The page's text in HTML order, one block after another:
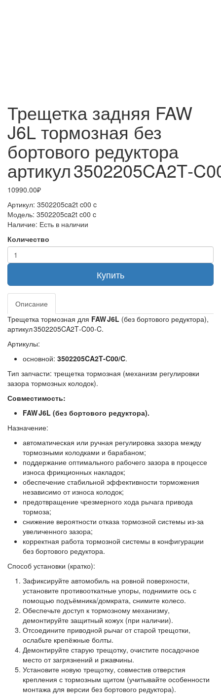
Трещетка задняя FAW
J6L тормозная без
бортового редуктора
артикул
10990.00₽
Артикул: 3502205ca2t c00 c
Модель: 3502205ca2t c00 c
Наличие: Есть в наличии
Количество
Купить
Описание
Трещетка тормозная для FAW J6L (без бортового редуктора),
артикул 3502205CA2T‑C00‑C.
Артикулы:
основной: 3502205CA2T‑C00/C.
Тип запчасти: трещетка тормозная (механизм регулировки
зазора тормозных колодок).
Совместимость:
FAW J6L (без бортового редуктора).
Назначение:
автоматическая или ручная регулировка зазора между
тормозными колодками и барабаном;
поддержание оптимального рабочего зазора в процессе
износа фрикционных накладок;
обеспечение стабильной эффективности торможения
независимо от износа колодок;
предотвращение чрезмерного хода рычага привода
тормоза;
снижение вероятности отказа тормозной системы из‑за
увеличенного зазора;
корректная работа тормозной системы в конфигурации
без бортового редуктора.
Способ установки (кратко):
Зафиксируйте автомобиль на ровной поверхности,
установите противооткатные упоры, поднимите ось с
помощью подъёмника/домкрата, снимите колесо.
Обеспечьте доступ к тормозному механизму,
демонтируйте защитный кожух (при наличии).
Отсоедините приводной рычаг от старой трещотки,
ослабьте крепёжные болты.
Демонтируйте старую трещотку, очистите посадочное
место от загрязнений и ржавчины.
Установите новую трещотку, совместив отверстия
крепления с тормозным щитом (учитывайте особенности
монтажа для версии без бортового редуктора).